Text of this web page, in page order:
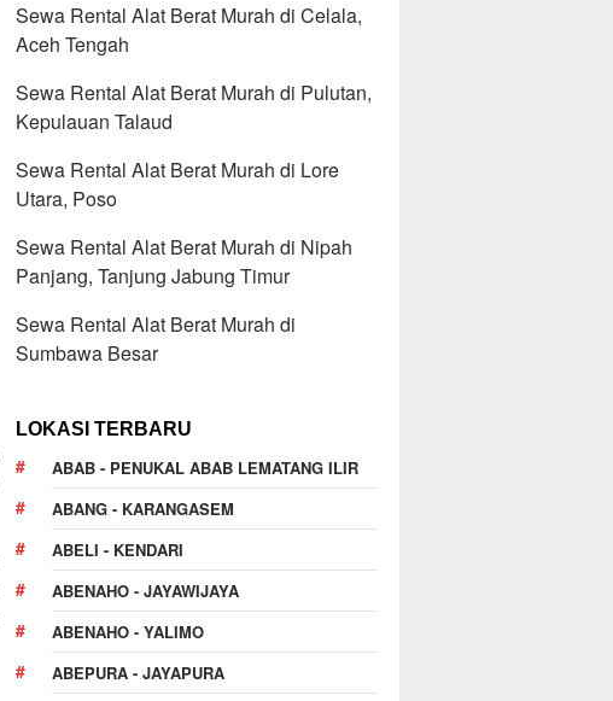
Sewa Rental Alat Berat Murah di Celala,
Aceh Tengah
Sewa Rental Alat Berat Murah di Pulutan,
Kepulauan Talaud
Sewa Rental Alat Berat Murah di Lore
Utara, Poso
Sewa Rental Alat Berat Murah di Nipah
Panjang, Tanjung Jabung Timur
Sewa Rental Alat Berat Murah di
Sumbawa Besar
LOKASI TERBARU
ABAB - PENUKAL ABAB LEMATANG ILIR
ABANG - KARANGASEM
ABELI - KENDARI
ABENAHO - JAYAWIJAYA
ABENAHO - YALIMO
ABEPURA - JAYAPURA